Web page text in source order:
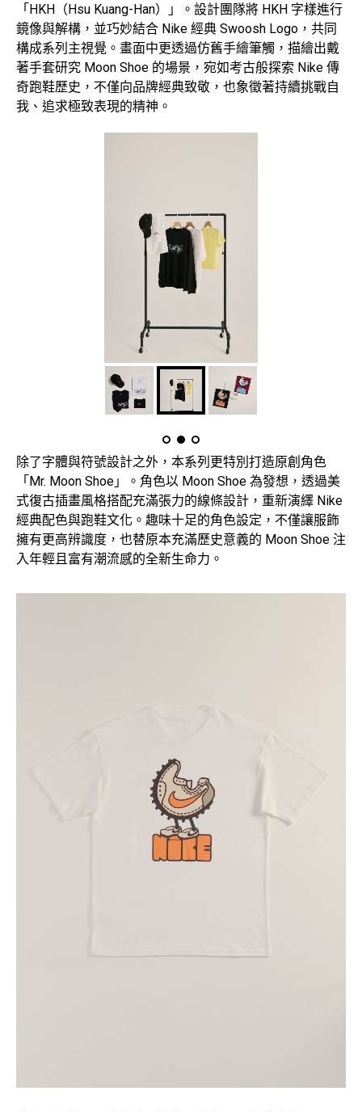
「HKH（Hsu Kuang-Han）」。設計團隊將 HKH 字樣進行
鏡像與解構，並巧妙結合 Nike 經典 Swoosh Logo，共同
構成系列主視覺。畫面中更透過仿舊手繪筆觸，描繪出戴
著手套研究 Moon Shoe 的場景，宛如考古般探索 Nike 傳
奇跑鞋歷史，不僅向品牌經典致敬，也象徵著持續挑戰自
我、追求極致表現的精神。
除了字體與符號設計之外，本系列更特別打造原創角色
「Mr. Moon Shoe」。角色以 Moon Shoe 為發想，透過美
式復古插畫風格搭配充滿張力的線條設計，重新演繹 Nike
經典配色與跑鞋文化。趣味十足的角色設定，不僅讓服飾
擁有更高辨識度，也替原本充滿歷史意義的 Moon Shoe 注
入年輕且富有潮流感的全新生命力。